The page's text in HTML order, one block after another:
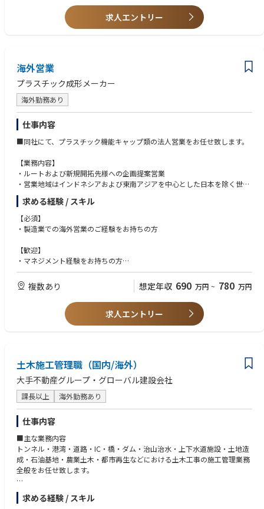
求人エントリー
海外営業
プラスチック成形メーカー
海外勤務あり
仕事内容
■同社にて、プラスチック機能キャップ類の法人営業をお任せ致します。
【業務内容】
・ルートおよび新規開拓先様への企画提案営業
・営業地域はインドネシアおよび東南アジアを中心とした日本を除く世界
各国
※海外に出向となり、赴任まで（経験値により数か月から1年程度）は大
阪営業所・東京営業所の何れかで勤務頂きます。
■取り扱い製品：
・ハンドソープなどのスキンケア容器などのポンプディスペンサー
・化粧品容器などのトリガースプレー
（プラスチック製品を扱います）
求める経験 / スキル
【必須】
・製造業での海外営業のご経験をお持ちの方
【歓迎】
・マネジメント経験をお持ちの方
・プラスチック製品の営業のご経験
複数あり 想定年収 690 万円 ~ 780 万円
求人エントリー
土木施工管理職（国内/海外）
大手不動産グループ・グローバル建設会社
課長以上 海外勤務あり
仕事内容
■主な業務内容
トンネル・港湾・道路・IC・橋・ダム・治山治水・上下水道施設・土地造
成・石油基地・農業土木・都市再生などにおける土木工事の施工管理業務
全般をお任せ致します。
工程管理、原価管理、安全管理、品質管理、環境管理、協力会社への指
示、近隣対応等 など
求める経験 / スキル